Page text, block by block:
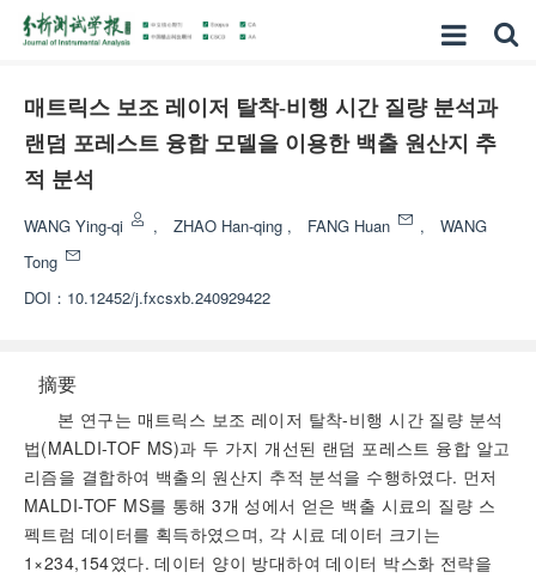
매트릭스 보조 레이저 탈착-비행 시간 질량 분석과
랜덤 포레스트 융합 모델을 이용한 백출 원산지 추
적 분석
WANG Ying-qi , ZHAO Han-qing , FANG Huan ,
WANG
Tong
DOI： 10.12452/j.fxcsxb.240929422
摘要
본 연구는 매트릭스 보조 레이저 탈착-비행 시간 질량 분석
법(MALDI-TOF MS)과 두 가지 개선된 랜덤 포레스트 융합 알고
리즘을 결합하여 백출의 원산지 추적 분석을 수행하였다. 먼저
MALDI-TOF MS를 통해 3개 성에서 얻은 백출 시료의 질량 스
펙트럼 데이터를 획득하였으며, 각 시료 데이터 크기는
1×234,154였다. 데이터 양이 방대하여 데이터 박스화 전략을